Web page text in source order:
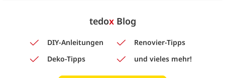
tedoxBlog
DIY-Anleitungen
Renovier-Tipps
Deko-Tipps
und vieles mehr!